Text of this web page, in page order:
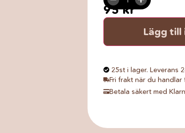
otrolig
95kr
Lägg till
25st i lager. Leverans
Fri frakt när du handlar
Betala säkert med